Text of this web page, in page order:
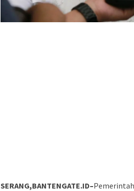
SERANG,BANTENGATE.ID–